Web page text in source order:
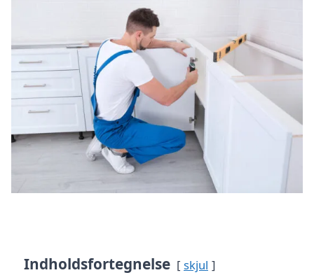
Indholdsfortegnelse skjul